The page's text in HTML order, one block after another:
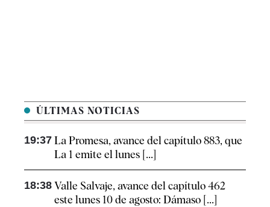
ÚLTIMAS NOTICIAS
19:37 La Promesa, avance del capítulo 883, que
La 1 emite el lunes [...]
18:38 Valle Salvaje, avance del capítulo 462
este lunes 10 de agosto: Dámaso [...]